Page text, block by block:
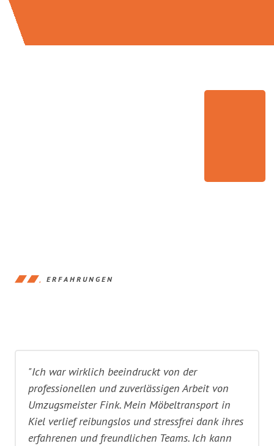
ERFAHRUNGEN
"Ich war wirklich beeindruckt von der
professionellen und zuverlässigen Arbeit von
Umzugsmeister Fink. Mein Möbeltransport in
Kiel verlief reibungslos und stressfrei dank ihres
erfahrenen und freundlichen Teams. Ich kann